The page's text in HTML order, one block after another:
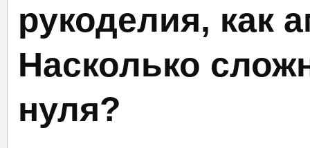
рукоделия, как
Насколько
нуля?